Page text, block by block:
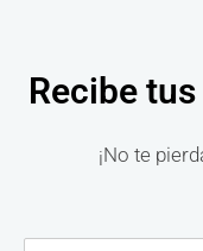
Recibe
¡No te